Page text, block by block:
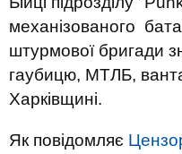
механізованого
штурмової бригади
гаубицю, МТЛБ,
Харківщині.
Як повідомляє